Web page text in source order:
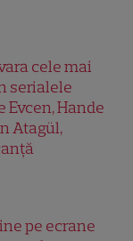
cele mai
serialele
Evcen, Hande
Atagül,
pe ecrane